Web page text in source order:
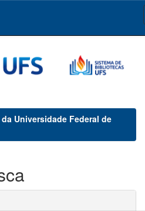
Universidade Federal de